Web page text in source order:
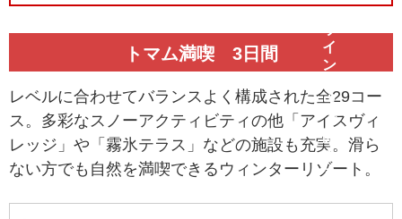
トマム満喫 3日間
レベルに合わせてバランスよく構成された全29コー
ス。多彩なスノーアクティビティの他「アイスヴィ
レッジ」や「霧氷テラス」などの施設も充実。滑ら
ない方でも自然を満喫できるウィンターリゾート。